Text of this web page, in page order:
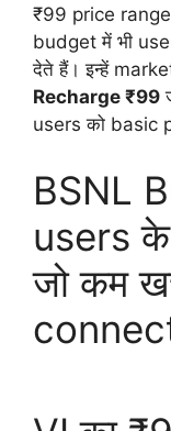
₹99 price range
budget में भी
देते हैं। इन्हें
Recharge ₹99
users को basic
BSNL
users
जो कम